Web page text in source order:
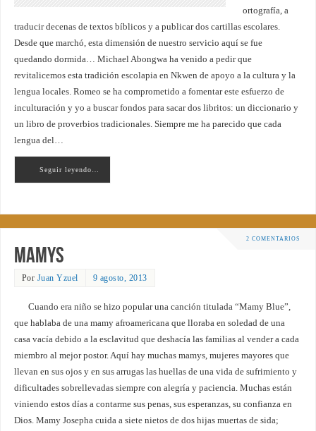
ortografía, a
traducir decenas de textos bíblicos y a publicar dos cartillas escolares.
Desde que marchó, esta dimensión de nuestro servicio aquí se fue
quedando dormida… Michael Abongwa ha venido a pedir que
revitalicemos esta tradición escolapia en Nkwen de apoyo a la cultura y la
lengua locales. Romeo se ha comprometido a fomentar este esfuerzo de
inculturación y yo a buscar fondos para sacar dos libritos: un diccionario y
un libro de proverbios tradicionales. Siempre me ha parecido que cada
lengua del…
Seguir leyendo…
2 COMENTARIOS
Mamys
Por Juan Yzuel 9 agosto, 2013
Cuando era niño se hizo popular una canción titulada “Mamy Blue”,
que hablaba de una mamy afroamericana que lloraba en soledad de una
casa vacía debido a la esclavitud que deshacía las familias al vender a cada
miembro al mejor postor. Aquí hay muchas mamys, mujeres mayores que
llevan en sus ojos y en sus arrugas las huellas de una vida de sufrimiento y
dificultades sobrellevadas siempre con alegría y paciencia. Muchas están
viniendo estos días a contarme sus penas, sus esperanzas, su confianza en
Dios. Mamy Josepha cuida a siete nietos de dos hijas muertas de sida;